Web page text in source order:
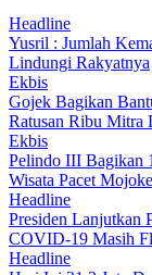
Headline
Yusril : Jumlah
Lindungi Rakyatnya
Ekbis
Gojek Bagikan
Ratusan Ribu Mitra
Ekbis
Pelindo III Bagikan
Wisata Pacet
Headline
Presiden Lanjutkan
COVID-19 Masih
Headline